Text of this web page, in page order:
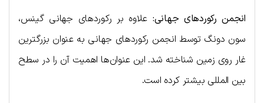
انجمن رکوردهای جهانی:علاوه بر رکوردهای جهانی گینس،
سون دونگ توسط انجمن رکوردهای جهانی به عنوان بزرگترین
غار روی زمین شناخته شد. این عنوان‌ها اهمیت آن را در سطح
بین المللی بیشتر کرده است.